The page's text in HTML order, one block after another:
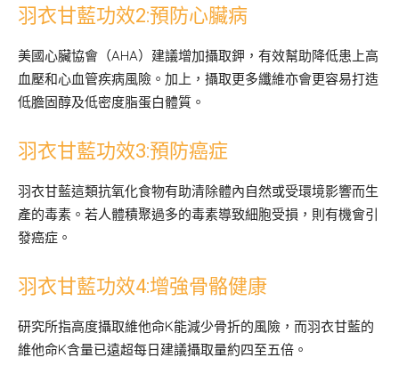
羽衣甘藍功效2:預防心臟病
美國心臟協會（AHA）建議增加攝取鉀，有效幫助降低患上高
血壓和心血管疾病風險。加上，攝取更多纖維亦會更容易打造
低膽固醇及低密度脂蛋白體質。
羽衣甘藍功效3:預防癌症
羽衣甘藍這類抗氧化食物有助清除體內自然或受環境影響而生
產的毒素。若人體積聚過多的毒素導致細胞受損，則有機會引
發癌症。
羽衣甘藍功效4:增強骨骼健康
研究所指高度攝取維他命K能減少骨折的風險，而羽衣甘藍的
維他命K含量已遠超每日建議攝取量約四至五倍。